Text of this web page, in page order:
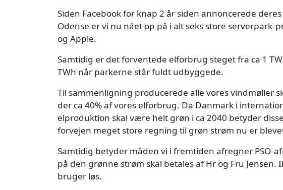
Siden Facebook for knap 2 år siden annoncerede
Odense er vi nu nået op på i alt seks store serverpark-
og Apple.
Samtidig er det forventede elforbrug steget fra ca 1
TWh når parkerne står fuldt udbyggede.
Til sammenligning producerede alle vores vindmøller
der ca 40% af vores elforbrug. Da Danmark i
elproduktion skal være helt grøn i ca 2040 betyder
forvejen meget store regning til grøn strøm nu er
Samtidig betyder måden vi i fremtiden afregner PSO-
på den grønne strøm skal betales af Hr og Fru
bruger løs.